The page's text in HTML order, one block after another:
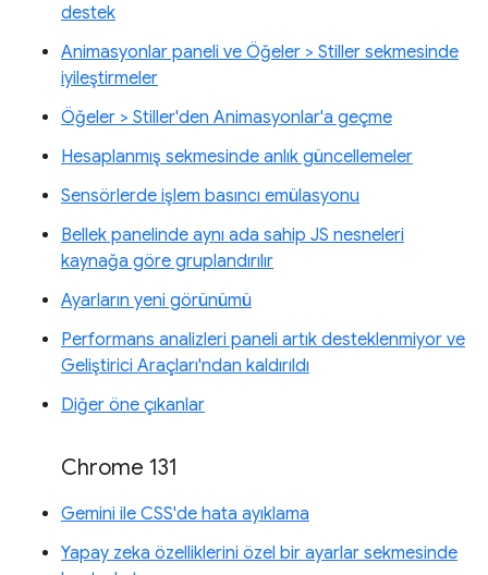
destek
Animasyonlar paneli ve Öğeler > Stiller sekmesinde
iyileştirmeler
Öğeler > Stiller'den Animasyonlar'a geçme
Hesaplanmış sekmesinde anlık güncellemeler
Sensörlerde işlem basıncı emülasyonu
Bellek panelinde aynı ada sahip JS nesneleri
kaynağa göre gruplandırılır
Ayarların yeni görünümü
Performans analizleri paneli artık desteklenmiyor ve
Geliştirici Araçları'ndan kaldırıldı
Diğer öne çıkanlar
Chrome 131
Gemini ile CSS'de hata ayıklama
Yapay zeka özelliklerini özel bir ayarlar sekmesinde